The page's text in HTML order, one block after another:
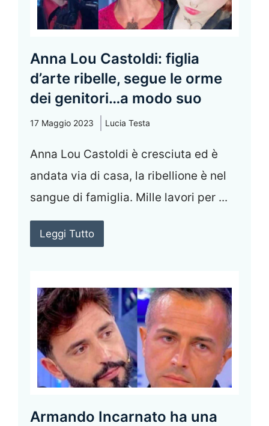
Anna Lou Castoldi: figlia
d’arte ribelle, segue le orme
dei genitori…a modo suo
17 Maggio 2023 Lucia Testa
Anna Lou Castoldi è cresciuta ed è
andata via di casa, la ribellione è nel
sangue di famiglia. Mille lavori per ...
Leggi Tutto
Armando Incarnato ha una